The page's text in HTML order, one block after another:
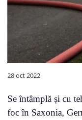
28 oct 2022
Se întâmplă și cu
foc în Saxonia,